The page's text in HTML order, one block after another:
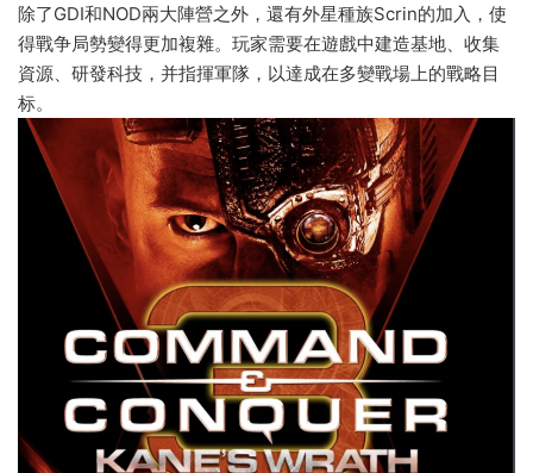
除了GDI和NOD兩大陣營之外，還有外星種族Scrin的加入，使
得戰争局勢變得更加複雜。玩家需要在遊戲中建造基地、收集
資源、研發科技，并指揮軍隊，以達成在多變戰場上的戰略目
标。